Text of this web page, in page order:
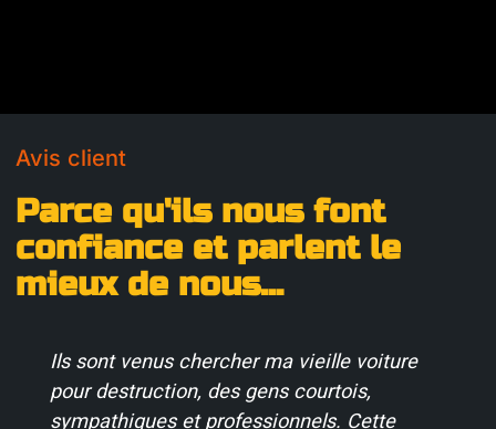
Avis client
Parce qu'ils nous font
confiance et parlent le
mieux de nous...
Ils sont venus chercher ma vieille voiture
pour destruction, des gens courtois,
sympathiques et professionnels. Cette